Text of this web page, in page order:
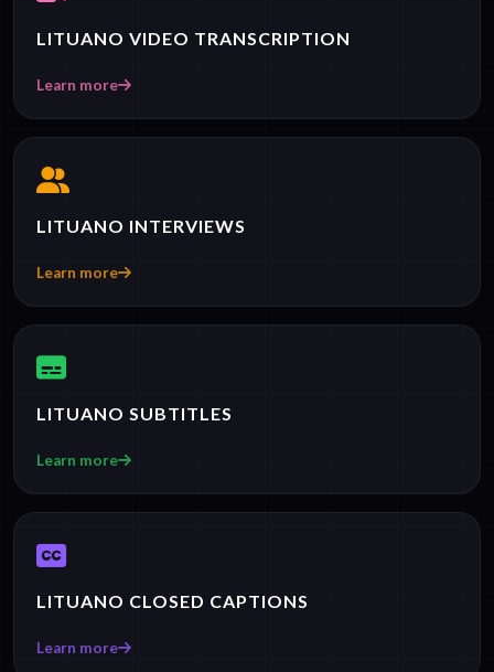
LITUANO VIDEO TRANSCRIPTION
Learn more
LITUANO INTERVIEWS
Learn more
LITUANO SUBTITLES
Learn more
LITUANO CLOSED CAPTIONS
Learn more